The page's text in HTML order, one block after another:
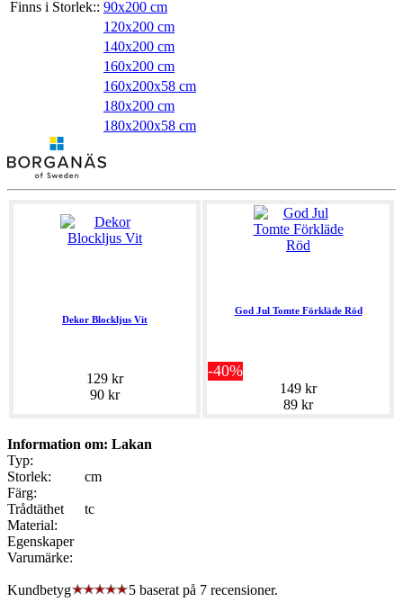
Finns i Storlek:: 90x200 cm
120x200 cm
140x200 cm
160x200 cm
160x200x58 cm
180x200 cm
180x200x58 cm
Dekor Blockljus Vit
129 kr
90 kr
God Jul Tomte Förkläde Röd
-40%
149 kr
89 kr
Information om: Lakan
Typ:
Storlek:
cm
Färg:
Trådtäthet
tc
Material:
Egenskaper
Varumärke:
Kundbetyg 5 baserat på 7 recensioner.